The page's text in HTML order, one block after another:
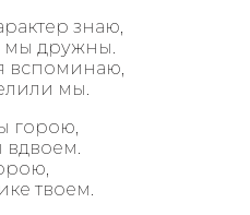
знаю,
мы дружны.
вспоминаю,
мы.
горою,
твоем.